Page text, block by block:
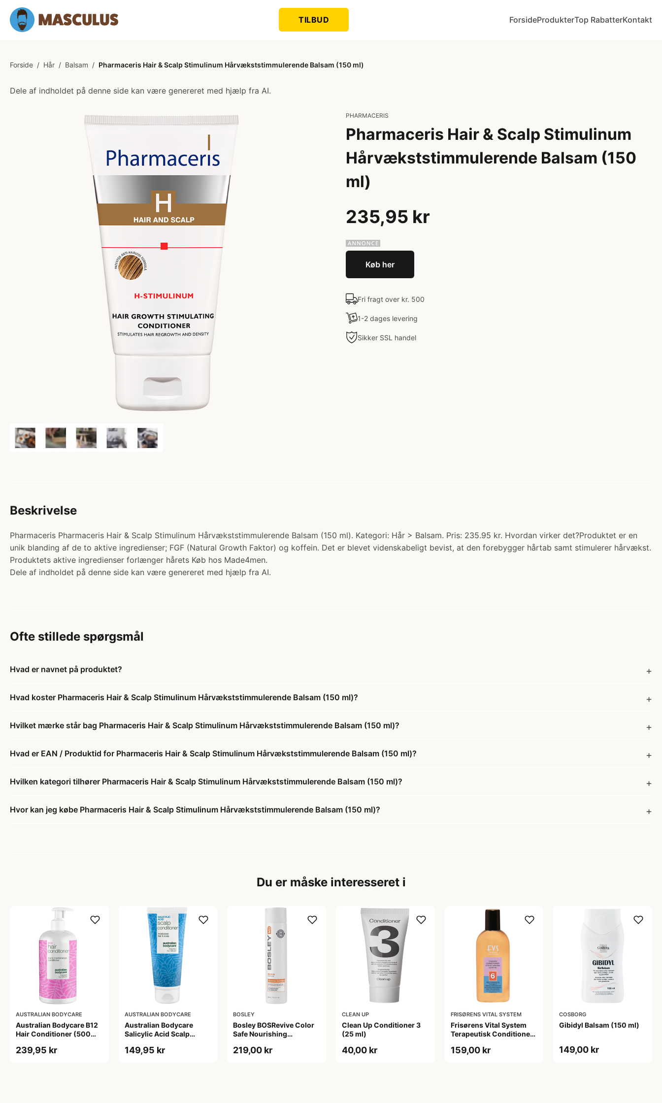
TILBUD ForsideProdukterTop RabatterKontakt
Forside / Hår / Balsam / Pharmaceris Hair & Scalp Stimulinum Hårvækststimmulerende Balsam (150 ml)
Dele af indholdet på denne side kan være genereret med hjælp fra AI.
PHARMACERIS
Pharmaceris Hair & Scalp Stimulinum
Hårvækststimmulerende Balsam (150
ml)
235,95 kr
Køb her
Fri fragt over kr. 500
1-2 dages levering
Sikker SSL handel
Beskrivelse
Pharmaceris Pharmaceris Hair & Scalp Stimulinum Hårvækststimmulerende Balsam (150 ml). Kategori: Hår > Balsam. Pris: 235.95 kr. Hvordan virker det?Produktet er en
unik blanding af de to aktive ingredienser; FGF (Natural Growth Faktor) og koffein. Det er blevet videnskabeligt bevist, at den forebygger hårtab samt stimulerer hårvækst.
Produktets aktive ingredienser forlænger hårets Køb hos Made4men.
Dele af indholdet på denne side kan være genereret med hjælp fra AI.
Ofte stillede spørgsmål
Hvad er navnet på produktet?
Hvad koster Pharmaceris Hair & Scalp Stimulinum Hårvækststimmulerende Balsam (150 ml)?
Hvilket mærke står bag Pharmaceris Hair & Scalp Stimulinum Hårvækststimmulerende Balsam (150 ml)?
Hvad er EAN / Produktid for Pharmaceris Hair & Scalp Stimulinum Hårvækststimmulerende Balsam (150 ml)?
Hvilken kategori tilhører Pharmaceris Hair & Scalp Stimulinum Hårvækststimmulerende Balsam (150 ml)?
Hvor kan jeg købe Pharmaceris Hair & Scalp Stimulinum Hårvækststimmulerende Balsam (150 ml)?
Du er måske interesseret i
AUSTRALIAN BODYCARE
Australian Bodycare B12
Hair Conditioner (500
239,95 kr
AUSTRALIAN BODYCARE
Australian Bodycare
Salicylic Acid Scalp
149,95 kr
BOSLEY
Bosley BOSRevive Color
Safe Nourishing
219,00 kr
CLEAN UP
Clean Up Conditioner 3
(25 ml)
40,00 kr
FRISØRENS VITAL SYSTEM
Frisørens Vital System
Terapeutisk Conditioner
159,00 kr
COSBORG
Gibidyl Balsam (150 ml)
149,00 kr